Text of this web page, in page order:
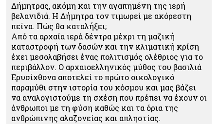
Δήμητρας, ακόμη και την αγαπημένη της ιερή
βελανιδιά. Η Δήμητρα τον τιμωρεί με ακόρεστη
πείνα. Πώς θα καταλήξει;
Από τα αρχαία ιερά δέντρα μέχρι τη μαζική
καταστροφή των δασών και την κλιματική κρίση
έχει μεσολαβήσει ένας πολιτισμός ολέθριος για το
περιβάλλον. Ο αρχαιοελληνικός μύθος του βασιλιά
Ερυσίχθονα αποτελεί το πρώτο οικολογικό
παραμύθι στην ιστορία του κόσμου και μας βάζει
να αναλογιστούμε τη σχέση που πρέπει να έχουν οι
άνθρωποι με τη φύση καθώς και τα όρια της
ανθρώπινης αλαζονείας και απληστίας.